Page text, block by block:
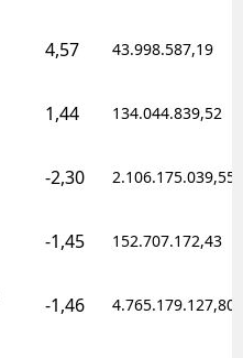
4,57 43.998.587,19
1,44 134.044.839,52
-2,30 2.106.175.039,55
-1,45 152.707.172,43
-1,46 4.765.179.127,80